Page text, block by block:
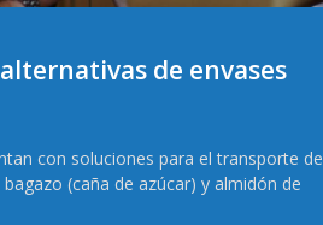
de envases
con soluciones para el transporte de
(caña de azúcar) y almidón de